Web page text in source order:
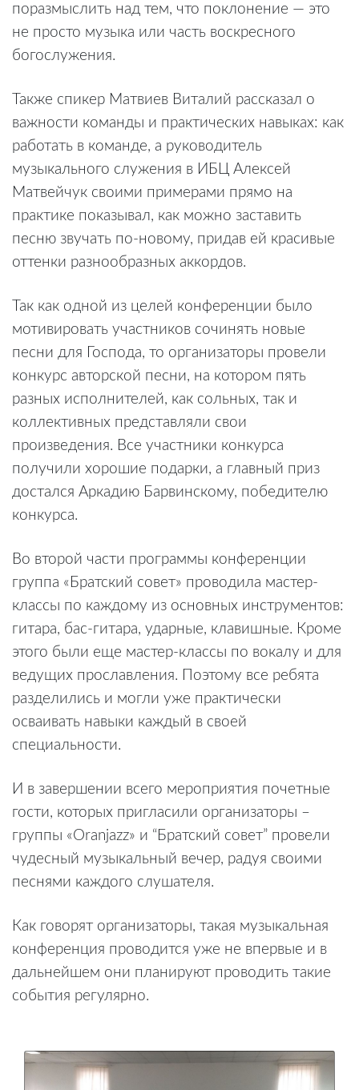
поразмыслить над тем, что поклонение — это
не просто музыка или часть воскресного
богослужения.
Также спикер Матвиев Виталий рассказал о
важности команды и практических навыках: как
работать в команде, а руководитель
музыкального служения в ИБЦ Алексей
Матвейчук своими примерами прямо на
практике показывал, как можно заставить
песню звучать по-новому, придав ей красивые
оттенки разнообразных аккордов.
Так как одной из целей конференции было
мотивировать участников сочинять новые
песни для Господа, то организаторы провели
конкурс авторской песни, на котором пять
разных исполнителей, как сольных, так и
коллективных представляли свои
произведения. Все участники конкурса
получили хорошие подарки, а главный приз
достался Аркадию Барвинскому, победителю
конкурса.
Во второй части программы конференции
группа «Братский совет» проводила мастер-
классы по каждому из основных инструментов:
гитара, бас-гитара, ударные, клавишные. Кроме
этого были еще мастер-классы по вокалу и для
ведущих прославления. Поэтому все ребята
разделились и могли уже практически
осваивать навыки каждый в своей
специальности.
И в завершении всего мероприятия почетные
гости, которых пригласили организаторы –
группы «Oranjazz» и “Братский совет” провели
чудесный музыкальный вечер, радуя своими
песнями каждого слушателя.
Как говорят организаторы, такая музыкальная
конференция проводится уже не впервые и в
дальнейшем они планируют проводить такие
события регулярно.